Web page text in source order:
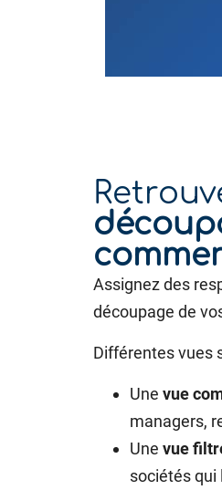
Assignez des
découpage de
Différentes vues
Une vue
managers,
Une vue
sociétés qui